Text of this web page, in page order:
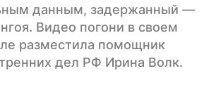
данным, задержанный —
Видео погони в своем
разместила помощник
дел РФ Ирина Волк.